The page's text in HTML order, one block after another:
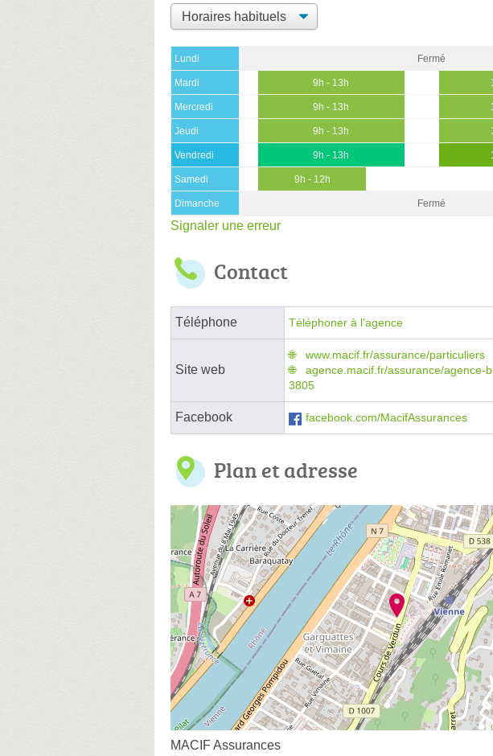
Lundi Fermé
Mardi 9h - 13h
Mercredi 9h - 13h
Jeudi 9h - 13h
Vendredi 9h - 13h
Samedi 9h - 12h
Dimanche Fermé
Signaler une erreur
Contact
Téléphone Téléphoner à l'agence
Site web
www.macif.fr/assurance/particuliers
agence.macif.fr/assurance/agence-
3805
Facebook facebook.com/MacifAssurances
Plan et adresse
MACIF Assurances